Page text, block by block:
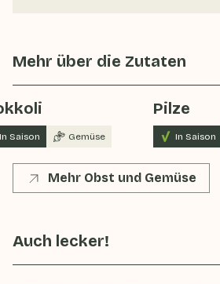
Mehr über die Zutaten
Saison Gemüse
Pilze
In Saison
Mehr Obst und Gemüse
Auch lecker!